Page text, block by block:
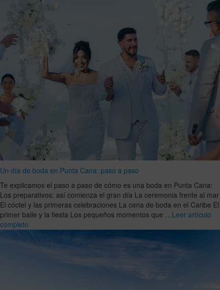
Un día de boda en Punta Cana: paso a paso
Te explicamos el paso a paso de cómo es una boda en Punta Cana:
Los preparativos: así comienza el gran día La ceremonia frente al mar
El cóctel y las primeras celebraciones La cena de boda en el Caribe El
primer baile y la fiesta Los pequeños momentos que …Leer artículo
completo